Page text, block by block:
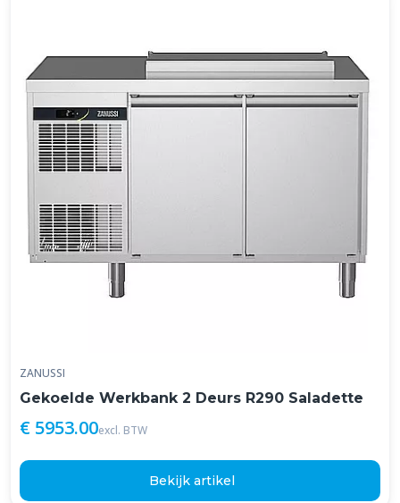
ZANUSSI
Gekoelde Werkbank 2 Deurs R290 Saladette
€ 5953.00excl. BTW
Bekijk artikel